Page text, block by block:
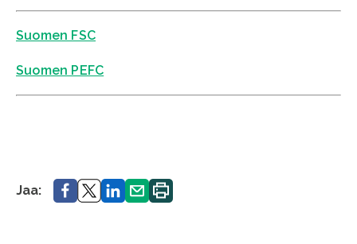
Suomen FSC
Suomen PEFC
Jaa: Jaa. Jaa.Jaa. Jaa. Tulosta
sivu.